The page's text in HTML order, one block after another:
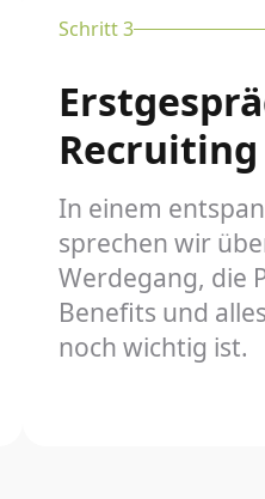
Schritt 3
Recruiting
In einem
sprechen wir
Werdegang, die
Benefits und
noch wichtig ist.